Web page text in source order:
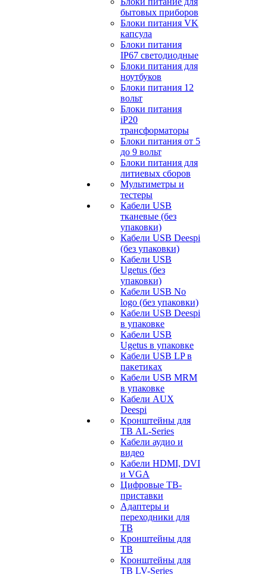
бытовых приборов
Блоки питания VK
капсула
Блоки питания
IP67 светодиодные
Блоки питания для
ноутбуков
Блоки питания 12
вольт
Блоки питания
iP20
трансформаторы
Блоки питания от 5
до 9 вольт
Блоки питания для
литиевых сборов
Мультиметры и
тестеры
Кабели USB
тканевые (без
упаковки)
Кабели USB Deespi
(без упаковки)
Кабели USB
Ugetus (без
упаковки)
Кабели USB No
logo (без упаковки)
Кабели USB Deespi
в упаковке
Кабели USB
Ugetus в упаковке
Кабели USB LP в
пакетиках
Кабели USB MRM
в упаковке
Кабели AUX
Deespi
Кронштейны для
ТВ AL-Series
Кабели аудио и
видео
Кабели HDMI, DVI
и VGA
Цифровые ТВ-
приставки
Адаптеры и
переходники для
ТВ
Кронштейны для
ТВ
Кронштейны для
ТВ LV-Series